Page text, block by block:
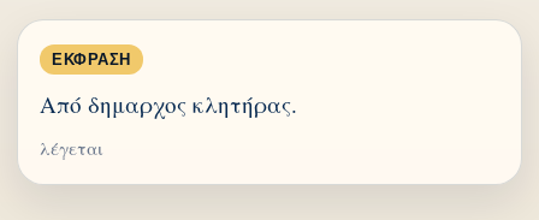
ΈΚΦΡΑΣΗ
Από δημαρχος κλητήρας.
λέγεται